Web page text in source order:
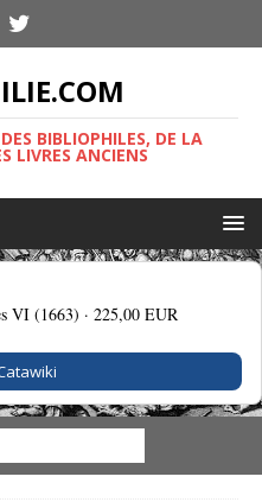
BIBLIOPHILES, DE LA
LIVRES ANCIENS
VI (1663) ·225,00 EUR